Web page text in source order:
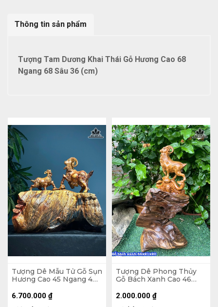
Thông tin sản phẩm
Tượng Tam Dương Khai Thái Gỗ Hương Cao 68
Ngang 68 Sâu 36 (cm)
Tượng Dê Mẫu Tử Gỗ Sụn
Hương Cao 45 Ngang 40
6.700.000 ₫
Tượng Dê Phong Thủy
Gỗ Bách Xanh Cao 46
2.000.000 ₫